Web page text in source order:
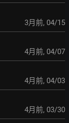
3月前, 04/15
4月前, 04/07
4月前, 04/03
4月前, 03/30